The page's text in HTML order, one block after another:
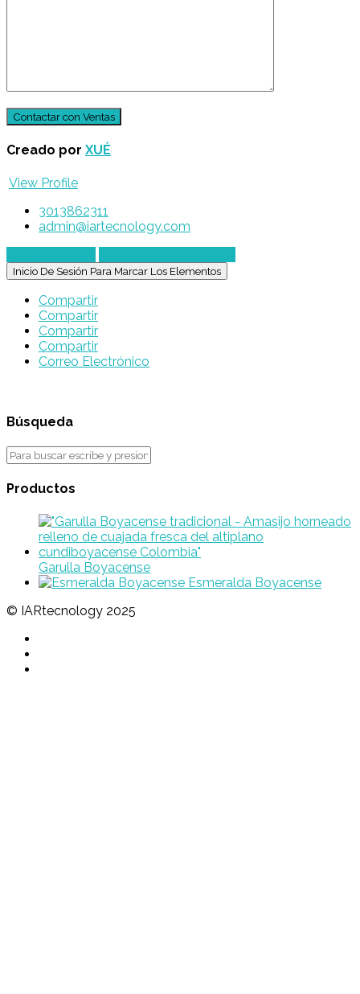
Creado por XUÉ
View Profile
3013862311
admin@iartecnology.com
Inicio De Sesión Para Marcar Los Elementos
Compartir
Compartir
Compartir
Compartir
Correo Electrónico
Búsqueda
Productos
Garulla Boyacense
Esmeralda Boyacense
© IARtecnology 2025